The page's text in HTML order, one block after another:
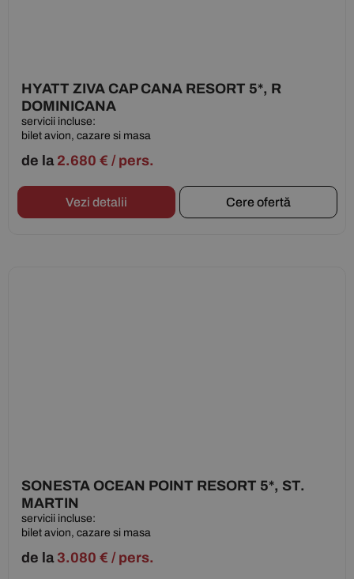
HYATT ZIVA CAP CANA RESORT 5*, R
DOMINICANA
servicii incluse:
bilet avion, cazare si masa
de la 2.680 € / pers.
Vezi detalii Cere ofertă
SONESTA OCEAN POINT RESORT 5*, ST.
MARTIN
servicii incluse:
bilet avion, cazare si masa
de la 3.080 € / pers.